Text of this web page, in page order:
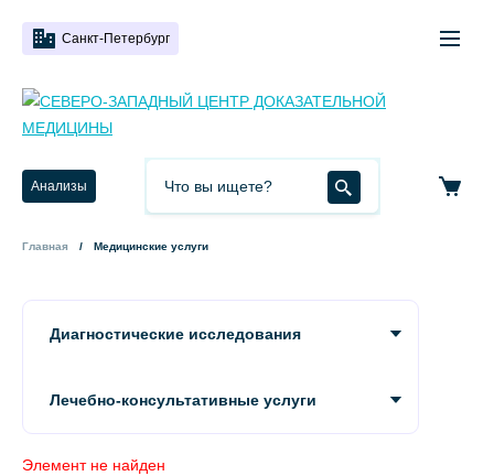
Санкт-Петербург
Анализы
Главная Медицинские услуги
Диагностические исследования
Лечебно-консультативные услуги
Элемент не найден